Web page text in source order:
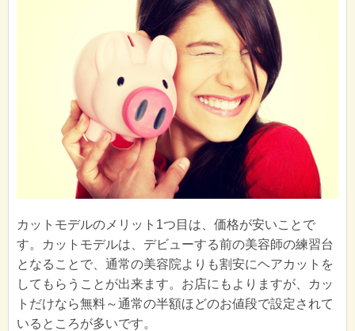
カットモデルのメリット1つ目は、価格が安いことで
す。カットモデルは、デビューする前の美容師の練習台
となることで、通常の美容院よりも割安にヘアカットを
してもらうことが出来ます。お店にもよりますが、カッ
トだけなら無料～通常の半額ほどのお値段で設定されて
いるところが多いです。